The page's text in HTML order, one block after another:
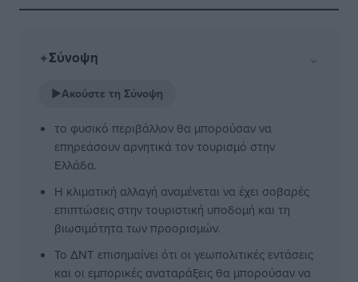
✦Σύνοψη ⌄
▶Ακούστε τη Σύνοψη
το φυσικό περιβάλλον θα μπορούσαν να
επηρεάσουν αρνητικά τον τουρισμό στην
Ελλάδα.
Η κλιματική αλλαγή αναμένεται να έχει σοβαρές
επιπτώσεις στην τουριστική υποδομή και τη
βιωσιμότητα των προορισμών.
Το ΔΝΤ επισημαίνει ότι οι γεωπολιτικές εντάσεις
και οι εμπορικές αναταράξεις θα μπορούσαν να